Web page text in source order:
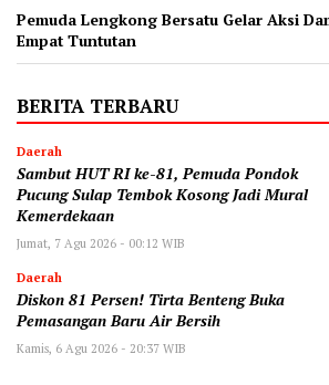
Pemuda Lengkong Bersatu Gelar Aksi
Empat Tuntutan
BERITA TERBARU
Daerah
Sambut HUT RI ke-81, Pemuda Pondok
Pucung Sulap Tembok Kosong Jadi Mural
Kemerdekaan
Jumat, 7 Agu 2026 - 00:12 WIB
Daerah
Diskon 81 Persen! Tirta Benteng Buka
Pemasangan Baru Air Bersih
Kamis, 6 Agu 2026 - 20:37 WIB